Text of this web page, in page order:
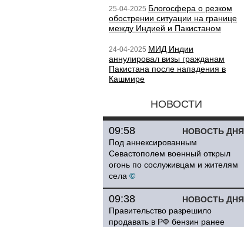
25-04-2025 Блогосфера о резком
обострении ситуации на границе
между Индией и Пакистаном
24-04-2025 МИД Индии
аннулировал визы гражданам
Пакистана после нападения в
Кашмире
НОВОСТИ
НОВОСТЬ ДНЯ
09:58
Под аннексированным
Севастополем военный открыл
огонь по сослуживцам и жителям
села ©
НОВОСТЬ ДНЯ
09:38
Правительство разрешило
продавать в РФ бензин ранее